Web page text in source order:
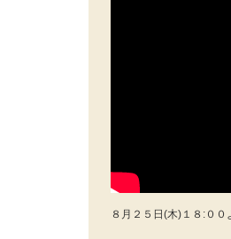
８月２５日(木)１８:０